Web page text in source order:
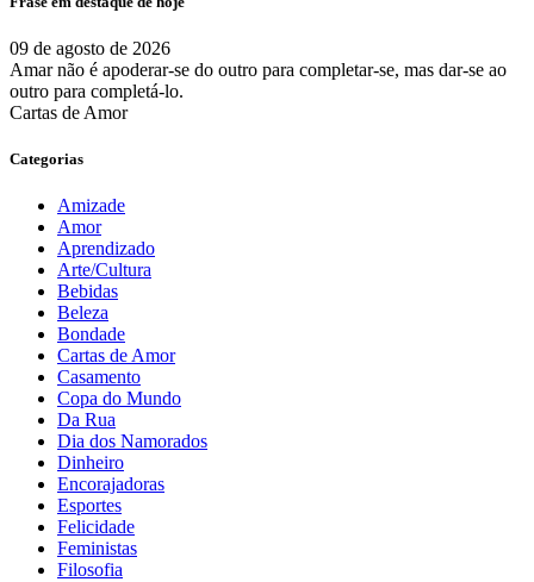
09 de agosto de 2026
Amar não é apoderar-se do outro para completar-se, mas dar-se ao
outro para completá-lo.
Cartas de Amor
Categorias
Amizade
Amor
Aprendizado
Arte/Cultura
Bebidas
Beleza
Bondade
Cartas de Amor
Casamento
Copa do Mundo
Da Rua
Dia dos Namorados
Dinheiro
Encorajadoras
Esportes
Felicidade
Feministas
Filosofia